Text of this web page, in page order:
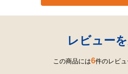
レビュー
この商品には6件のレビ